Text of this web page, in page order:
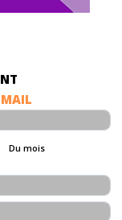
MAIL
Du mois